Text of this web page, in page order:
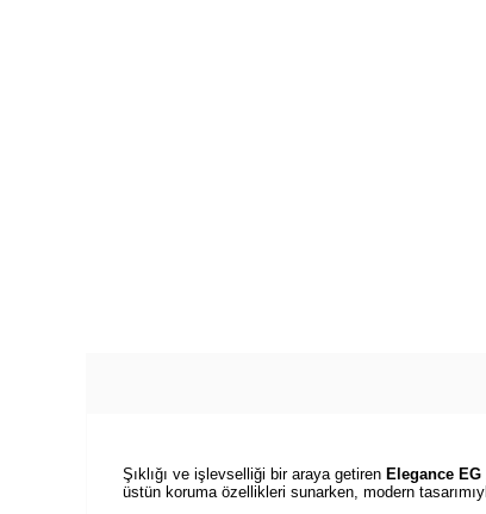
Şıklığı ve işlevselliği bir araya getiren Elegance
üstün koruma özellikleri sunarken, modern